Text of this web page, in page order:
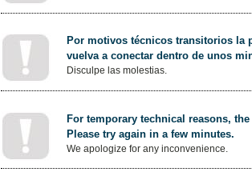
Por motivos técnicos transitorios la
vuelva a conectar dentro de unos
Disculpe las molestias.
For temporary technical reasons,
Please try again in a few minutes.
We apologize for any inconvenience.